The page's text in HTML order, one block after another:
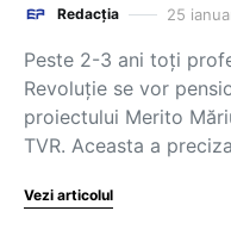
Redacția 25
Peste 2-3 ani toți
Revoluție se vor
proiectului Merito
TVR. Aceasta a
Vezi articolul